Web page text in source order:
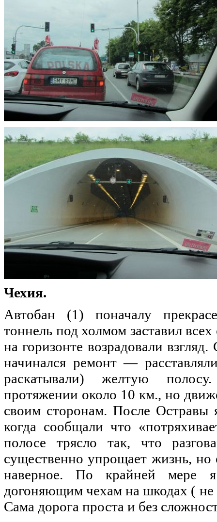
Чехия.
Автобан (1) поначалу
тоннель под холмом заставил
на горизонте возрадовали
начинался ремонт —
раскатывали) желтую полосу.
протяжении около 10 км., но
своим сторонам. После Остравы
когда сообщали что
полосе трясло так, что
существенно упрощает жизнь, но
наверное. По крайней мере
догоняющим чехамна шкодах ( не
Сама дорога проста и без